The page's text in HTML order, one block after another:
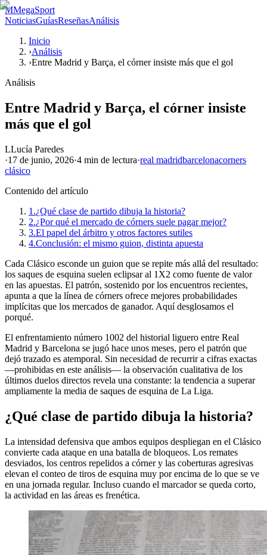
MMegaSport
NoticiasGuíasReseñasAnálisis
Inicio
›Análisis
›Entre Madrid y Barça, el córner insiste más que el gol
Análisis
Entre Madrid y Barça, el córner insiste
más que el gol
LLucía Paredes
·17 de junio, 2026·4 min de lectura·real madridbarcelonacorners
clásico
Contenido del artículo
1.¿Qué clase de partido dibuja la historia?
2.¿Por qué el mercado de córners suele pagar mejor?
3.El papel del árbitro y otros factores sutiles
4.Conclusión: el mismo guion, distinta apuesta
Cada Clásico esconde un guion que se repite más allá del resultado:
los saques de esquina suelen eclipsar al 1X2 como fuente de valor
en las apuestas. El patrón, sostenido por los encuentros recientes,
apunta a que la línea de córners ofrece mejores probabilidades
implícitas que los mercados de ganador. Aquí desglosamos el
porqué.
El enfrentamiento número 1002 del historial liguero entre Real
Madrid y Barcelona se jugó hace unos meses, pero el patrón que
dejó trazado es atemporal. Sin necesidad de recurrir a cifras exactas
—prohibidas en este análisis— la observación cualitativa de los
últimos duelos directos revela una constante: la tendencia a superar
ampliamente la media de saques de esquina de La Liga.
¿Qué clase de partido dibuja la historia?
La intensidad defensiva que ambos equipos despliegan en el Clásico
convierte cada ataque en una batalla de bloqueos. Los remates
desviados, los centros repelidos a córner y las coberturas agresivas
elevan el conteo de tiros de esquina muy por encima de lo que se ve
en una jornada regular. Incluso cuando el marcador se queda corto,
la actividad en las áreas es frenética.